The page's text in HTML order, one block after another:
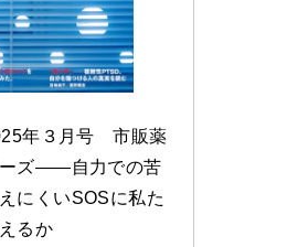
年３月号　市販薬
ーズ――自力での苦
にくいSOSに私た
るか